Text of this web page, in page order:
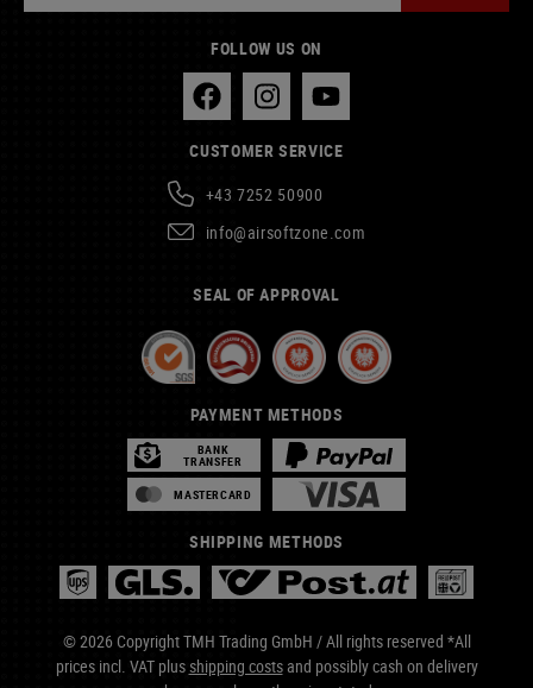
FOLLOW US ON
CUSTOMER SERVICE
+43 7252 50900
info@airsoftzone.com
SEAL OF APPROVAL
PAYMENT METHODS
BANK
TRANSFER
MASTERCARD
SHIPPING METHODS
© 2026 Copyright TMH Trading GmbH / All rights reserved *All
prices incl. VAT plusshipping costsand possibly cash on delivery